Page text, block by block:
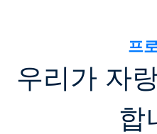
프
우리가 자
합